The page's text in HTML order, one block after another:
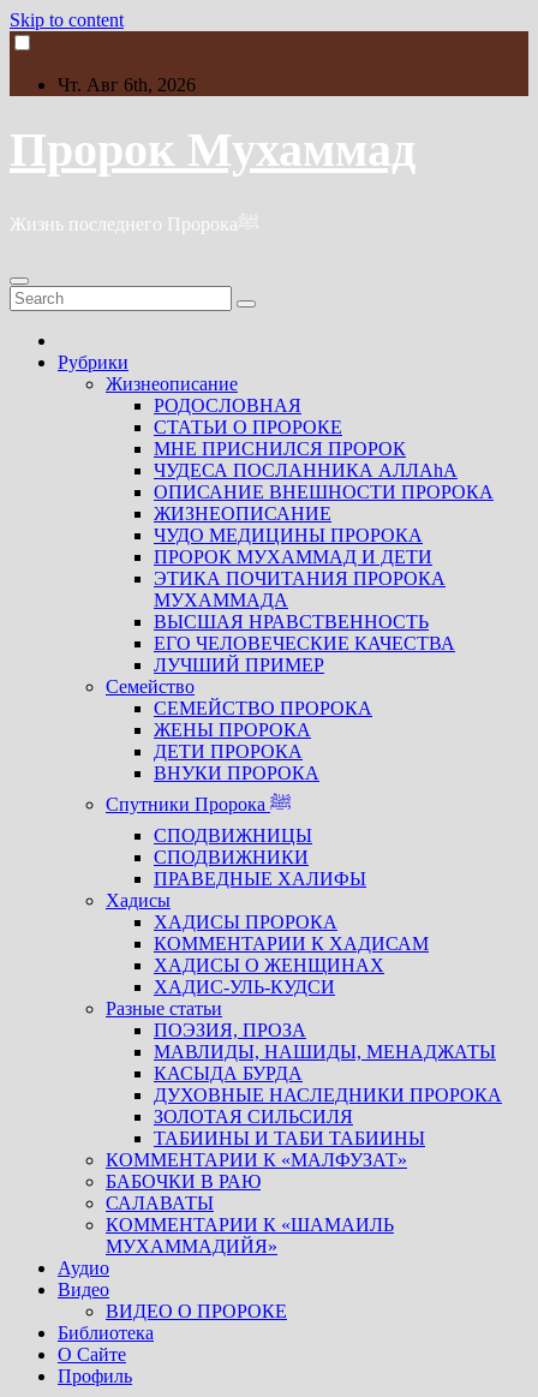
Skip to content
Чт. Авг 6th, 2026
Пророк Мухаммад
Жизнь последнего Пророкаﷺ
Рубрики
Жизнеописание
РОДОСЛОВНАЯ
СТАТЬИ О ПРОРОКЕ
МНЕ ПРИСНИЛСЯ ПРОРОК
ЧУДЕСА ПОСЛАННИКА АЛЛАhА
ОПИСАНИЕ ВНЕШНОСТИ ПРОРОКА
ЖИЗНЕОПИСАНИЕ
ЧУДО МЕДИЦИНЫ ПРОРОКА
ПРОРОК МУХАММАД И ДЕТИ
ЭТИКА ПОЧИТАНИЯ ПРОРОКА
МУХАММАДА
ВЫСШАЯ НРАВСТВЕННОСТЬ
ЕГО ЧЕЛОВЕЧЕСКИЕ КАЧЕСТВА
ЛУЧШИЙ ПРИМЕР
Семейство
СЕМЕЙСТВО ПРОРОКА
ЖЕНЫ ПРОРОКА
ДЕТИ ПРОРОКА
ВНУКИ ПРОРОКА
Спутники Пророка ﷺ
СПОДВИЖНИЦЫ
СПОДВИЖНИКИ
ПРАВЕДНЫЕ ХАЛИФЫ
Хадисы
ХАДИСЫ ПРОРОКА
КОММЕНТАРИИ К ХАДИСАМ
ХАДИСЫ О ЖЕНЩИНАХ
ХАДИС-УЛЬ-КУДСИ
Разные статьи
ПОЭЗИЯ, ПРОЗА
МАВЛИДЫ, НАШИДЫ, МЕНАДЖАТЫ
КАСЫДА БУРДА
ДУХОВНЫЕ НАСЛЕДНИКИ ПРОРОКА
ЗОЛОТАЯ СИЛЬСИЛЯ
ТАБИИНЫ И ТАБИ ТАБИИНЫ
КОММЕНТАРИИ К «МАЛФУЗАТ»
БАБОЧКИ В РАЮ
САЛАВАТЫ
КОММЕНТАРИИ К «ШАМАИЛЬ
МУХАММАДИЙЯ»
Аудио
Видео
ВИДЕО О ПРОРОКЕ
Библиотека
О Сайте
Профиль